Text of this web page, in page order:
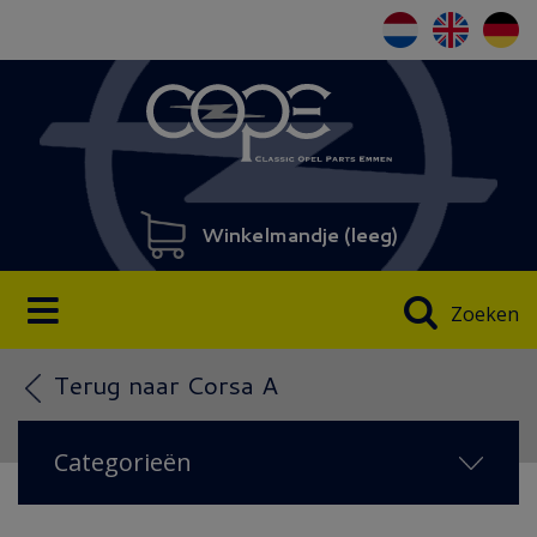
Winkelmandje (leeg)
Zoeken
Terug naar Corsa A
Categorieën
NIEUW IN 2026(108)